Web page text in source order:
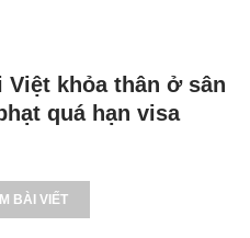
khỏa thân ở sân
quá hạn visa
BÀI VIẾT